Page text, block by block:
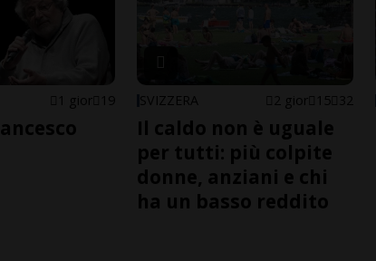
1 gior 19 SVIZZERA 2 gior 15 32
Il caldo non è uguale
per tutti: più colpite
donne, anziani e chi
ha un basso reddito